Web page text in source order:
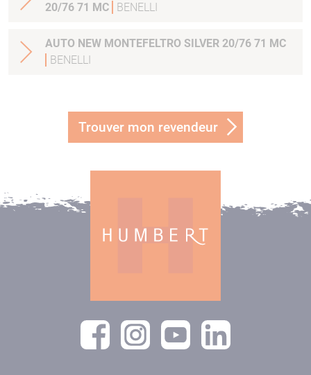
20/76 71 MC
BENELLI
AUTO NEW MONTEFELTRO SILVER 20/76 71 MC
BENELLI
Trouver mon revendeur